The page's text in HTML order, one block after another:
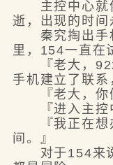
主控中心就像
逝，出现的时间
秦究掏出手机
里，154一直在
『老大，922
手机建立了联系
『老大，你
『进入主控
『我正在想
间。』
对于154来说